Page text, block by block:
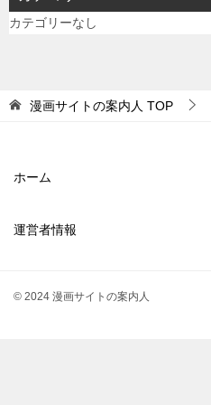
カテゴリーなし
漫画サイトの案内人 TOP
ホーム
運営者情報
© 2024 漫画サイトの案内人